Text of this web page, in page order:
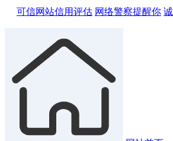
可信网站信用评估 网络警察提醒你